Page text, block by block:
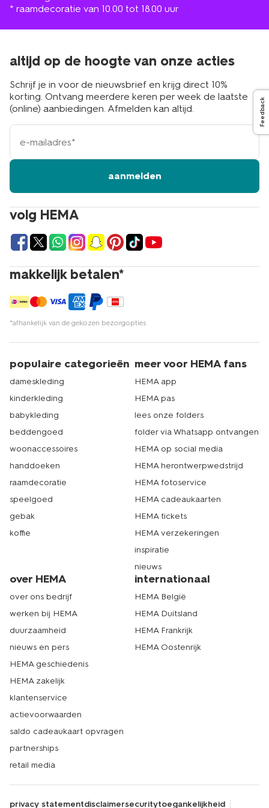
* raamdecoratie van 10.00 tot 18.00 uur
volg HEMA
makkelijk betalen*
*afhankelijk van de gekozen bezorgopties
altijd op de hoogte van onze acties
Schrijf je in voor de nieuwsbrief en krijg direct 10%
korting. Ontvang meerdere keren per week de laatste
(online) aanbiedingen. Afmelden kan altijd.
e-
mailadres
aanmelden
populaire categorieën
dameskleding
kinderkleding
babykleding
beddengoed
woonaccessoires
handdoeken
raamdecoratie
speelgoed
gebak
koffie
meer voor HEMA fans
HEMA app
HEMA pas
lees onze folders
folder via Whatsapp ontvangen
HEMA op social media
HEMA herontwerpwedstrijd
HEMA fotoservice
HEMA cadeaukaarten
HEMA tickets
HEMA verzekeringen
inspiratie
nieuws
over HEMA
over ons bedrijf
werken bij HEMA
duurzaamheid
nieuws en pers
HEMA geschiedenis
HEMA zakelijk
klantenservice
actievoorwaarden
saldo cadeaukaart opvragen
partnerships
retail media
internationaal
HEMA België
HEMA Duitsland
HEMA Frankrijk
HEMA Oostenrijk
privacy statementdisclaimersecuritytoegankelijkheid
Feedback